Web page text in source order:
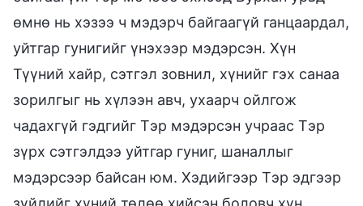
өмнө нь хэзээ ч мэдэрч байгаагүй ганцаардал,
уйтгар гунигийг үнэхээр мэдэрсэн. Хүн
Түүний хайр, сэтгэл зовнил, хүнийг гэх санаа
зорилгыг нь хүлээн авч, ухаарч ойлгож
чадахгүй гэдгийг Тэр мэдэрсэн учраас Тэр
зүрх сэтгэлдээ уйтгар гуниг, шаналлыг
мэдэрсээр байсан юм. Хэдийгээр Тэр эдгээр